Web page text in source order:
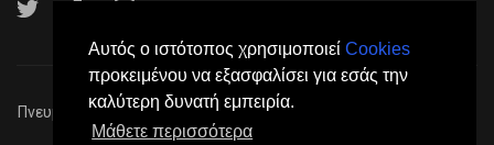
Αυτός ο ιστότοπος χρησιμοποιεί Cookies
προκειμένου να εξασφαλίσει για εσάς την
καλύτερη δυνατή εμπειρία.
Μάθετε περισσότερα
Πνευματικά Δικαιώματα © 2026Paros24
νόμιμου δικαιώματος.